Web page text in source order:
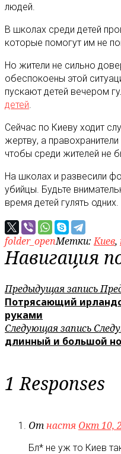
людей.
В школах среди детей
которые помогут им не
Но жители не сильно
обеспокоены этой
пускают детей вечером
детей.
Сейчас по Киеву ходит
жертву, а
чтобы среди жителей не
На школах и развесили
убийцы. Будьте
время детей гулять одних.
folder_openМетки:Киев,
Навигация
Предыдущая запись
Потрясающий
руками
Следующая запись
длинный и большой
1 Responses
Отнастя Окт 10,
Бл* не уж то Киев